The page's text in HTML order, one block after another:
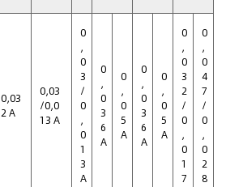
0,03
2 А
0,03
/0,0
13 А
0
,
0
3
/
0
,
0
1
3
А
0
,
0
3
6
А
0
,
0
5
А
0
,
0
3
6
А
0
,
0
5
А
0
,
0
3
2
/
0
,
0
1
7
0
,
0
4
7
/
0
,
0
2
8